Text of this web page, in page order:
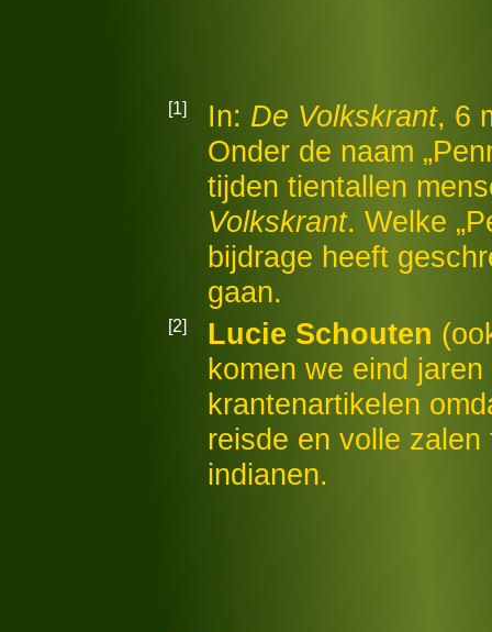
[1] In: De Volkskrant, 6
Onder de naam
tijden tientallen
Volkskrant. Welke
bijdrage heeft
gaan.
[2] Lucie Schouten
komen we eind jaren
krantenartikelen
reisde en volle
indianen.